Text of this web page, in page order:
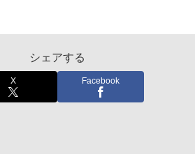
シェアする
X Facebook